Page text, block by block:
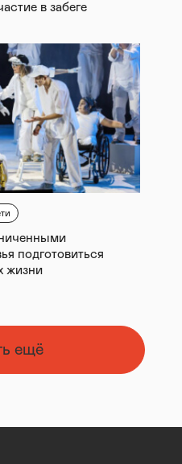
в забеге
подготовиться
жизни
ещё